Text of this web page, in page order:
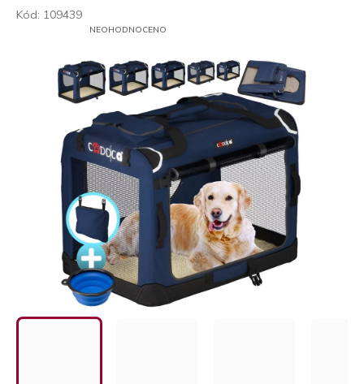
Kód: 109439
PRŮMĚRNÉ
HVĚZDIČEK.
NEOHODNOCENO